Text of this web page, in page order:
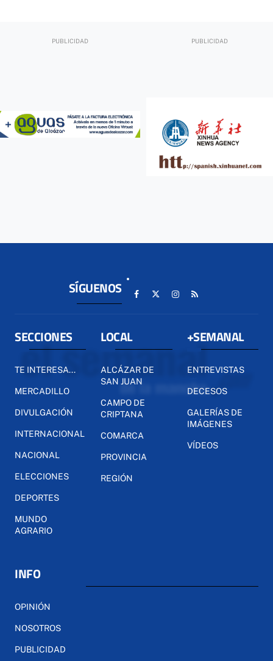
SÍGUENOS
SECCIONES
TE INTERESA...
MERCADILLO
DIVULGACIÓN
INTERNACIONAL
NACIONAL
ELECCIONES
DEPORTES
MUNDO
AGRARIO
LOCAL
ALCÁZAR DE
SAN JUAN
CAMPO DE
CRIPTANA
COMARCA
PROVINCIA
REGIÓN
+SEMANAL
ENTREVISTAS
DECESOS
GALERÍAS DE
IMÁGENES
VÍDEOS
INFO
OPINIÓN
NOSOTROS
PUBLICIDAD